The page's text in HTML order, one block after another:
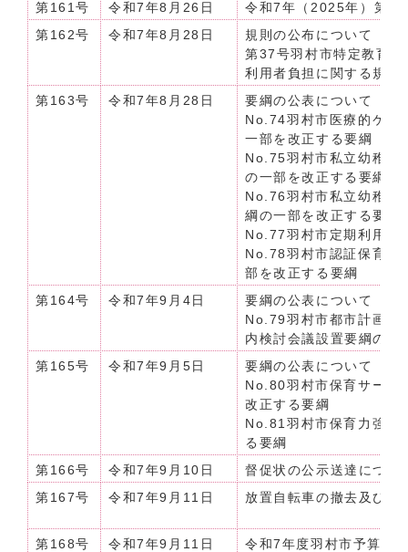
第161号
令和7年8月26日
令和7年（2025年）第3
第162号
令和7年8月28日
規則の公布について（
第37号羽村市特定教育
利用者負担に関する規則
第163号
令和7年8月28日
要綱の公表について（
No.74羽村市医療的ケア
一部を改正する要綱
No.75羽村市私立幼稚園
の一部を改正する要綱
No.76羽村市私立幼稚園
綱の一部を改正する要綱
No.77羽村市定期利用保
No.78羽村市認証保育所
部を改正する要綱
第164号
令和7年9月4日
要綱の公表について（
No.79羽村市都市計画マ
内検討会議設置要綱の一
第165号
令和7年9月5日
要綱の公表について（
No.80羽村市保育サービ
改正する要綱
No.81羽村市保育力強化
る要綱
第166号
令和7年9月10日
督促状の公示送達につ
第167号
令和7年9月11日 放置自転車の撤去及び保
第168号 令和7年9月11日
令和7年度羽村市予算の